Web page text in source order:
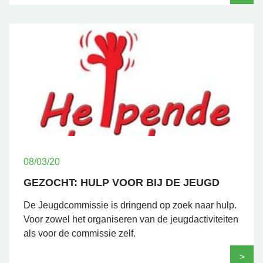
08/03/20
GEZOCHT: HULP VOOR BIJ DE JEUGD
De Jeugdcommissie is dringend op zoek naar hulp.
Voor zowel het organiseren van de jeugdactiviteiten
als voor de commissie zelf.
>